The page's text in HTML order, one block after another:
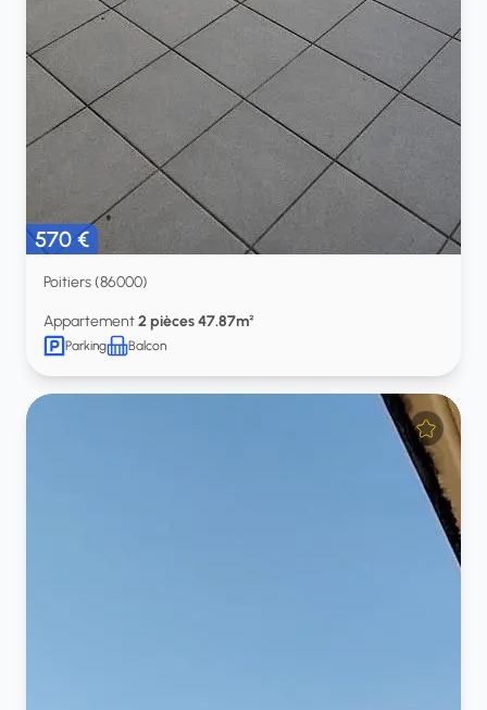
570 €
Poitiers (86000)
Appartement2 pièces 47.87m²
Parking Balcon